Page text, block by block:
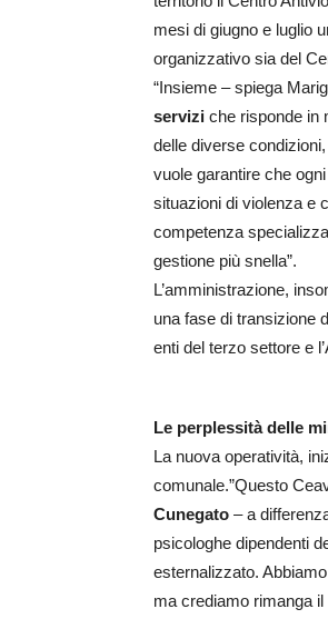
mesi di giugno e luglio
organizzativo sia del
“Insieme – spiega
servizi che risponde in
delle diverse
vuole garantire che
situazioni di violenza e
competenza
gestione più snella”.
L’amministrazione,
una fase di transizione
enti del terzo settore e
Le perplessità delle
La nuova operatività,
comunale.”Questo
Cunegato – a
psicologhe dipendenti
esternalizzato.
ma crediamo rimanga